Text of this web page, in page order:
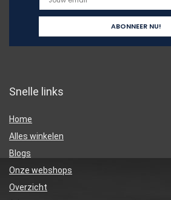
Snelle links
Home
Alles winkelen
Blogs
Onze webshops
Overzicht